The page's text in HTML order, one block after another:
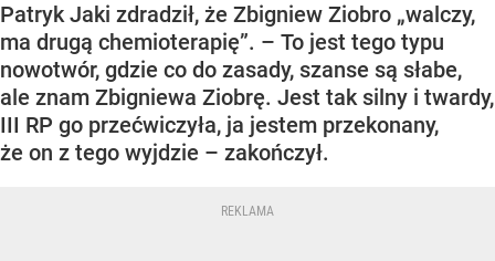
Patryk Jaki zdradził, że Zbigniew Ziobro „walczy,
ma drugą chemioterapię”. – To jest tego typu
nowotwór, gdzie co do zasady, szanse są słabe,
ale znam Zbigniewa Ziobrę. Jest tak silny i twardy,
III RP go przećwiczyła, ja jestem przekonany,
że on z tego wyjdzie – zakończył.